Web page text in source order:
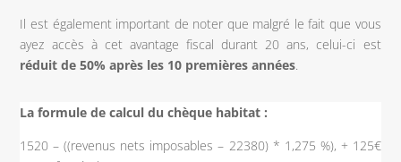
Il est également important de noter que malgré le fait que vous
ayez accès à cet avantage fiscal durant 20 ans, celui-ci est
réduit de 50% après les 10 premières années.
La formule de calcul du chèque habitat :
1520 – ((revenus nets imposables – 22380) * 1,275 %), + 125€